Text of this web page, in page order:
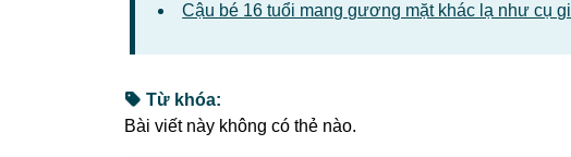
Cậu bé 16 tuổi mang gương mặt khác lạ như cụ
Từ khóa:
Bài viết này không có thẻ nào.